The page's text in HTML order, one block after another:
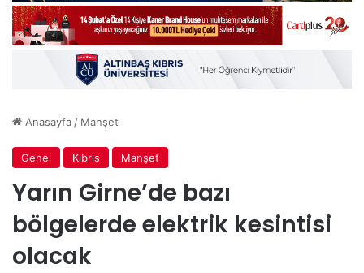
Anasayfa / Manşet
Genel Kıbrıs Manşet
Yarın Girne’de bazı
bölgelerde elektrik kesintisi
olacak